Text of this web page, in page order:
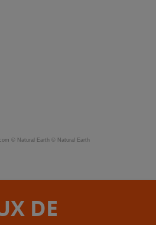
© Natural Earth © Natural Earth
DE